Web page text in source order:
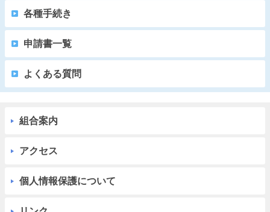
各種手続き
申請書一覧
よくある質問
組合案内
アクセス
個人情報保護について